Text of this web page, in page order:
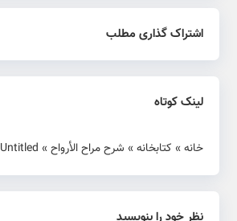
اشتراک گذاری مطلب
لینک کوتاه
خانه» کتابخانه» شرح مراح الأرواح»
Untitled